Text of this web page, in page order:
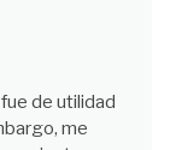
de utilidad
me